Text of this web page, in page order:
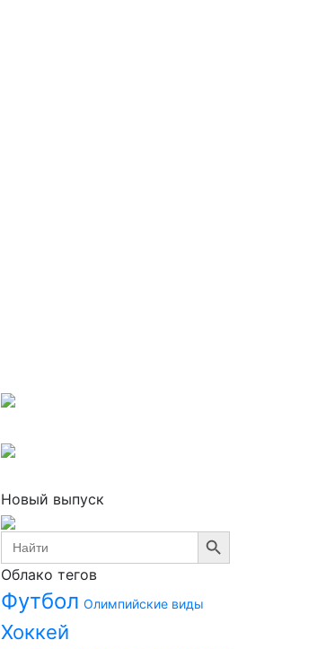
Новый выпуск
Search
for:
Search Button
Облако тегов
Футбол Олимпийские виды
Хоккей